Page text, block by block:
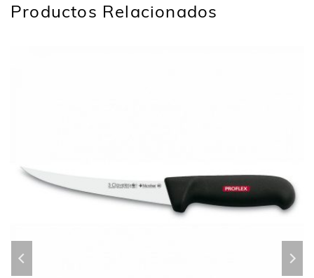
Productos Relacionados